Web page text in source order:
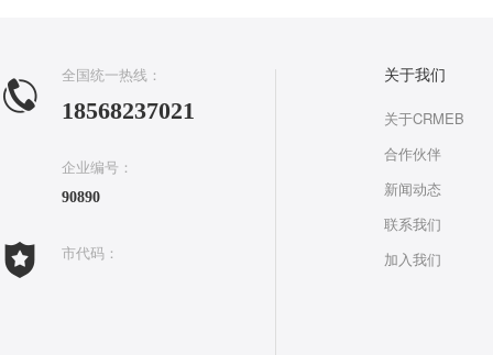
全国统一热线：
18568237021
企业编号：
90890
市代码：
关于我们
关于CRMEB
合作伙伴
新闻动态
联系我们
加入我们